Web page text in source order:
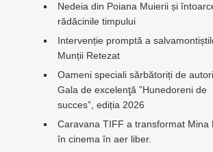
Nedeia din Poiana Muierii și
rădăcinile timpului
Intervenție promptă a
Munții Retezat
Oameni speciali sărbătoriți de
Gala de excelenţă ”Hunedoreni de
succes”, ediția 2026
Caravana TIFF a transformat Mina
în cinema în aer liber.